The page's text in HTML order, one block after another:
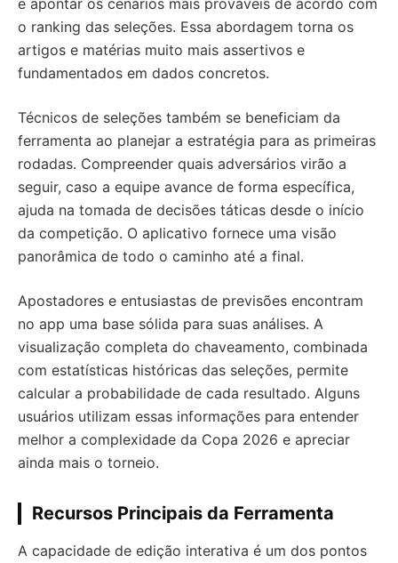
o ranking das seleções. Essa abordagem torna os
artigos e matérias muito mais assertivos e
fundamentados em dados concretos.
Técnicos de seleções também se beneficiam da
ferramenta ao planejar a estratégia para as primeiras
rodadas. Compreender quais adversários virão a
seguir, caso a equipe avance de forma específica,
ajuda na tomada de decisões táticas desde o início
da competição. O aplicativo fornece uma visão
panorâmica de todo o caminho até a final.
Apostadores e entusiastas de previsões encontram
no app uma base sólida para suas análises. A
visualização completa do chaveamento, combinada
com estatísticas históricas das seleções, permite
calcular a probabilidade de cada resultado. Alguns
usuários utilizam essas informações para entender
melhor a complexidade da Copa 2026 e apreciar
ainda mais o torneio.
Recursos Principais da Ferramenta
A capacidade de edição interativa é um dos pontos